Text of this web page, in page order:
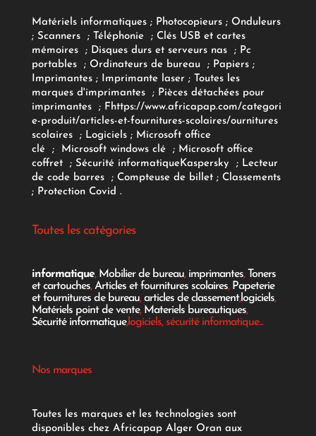
Matériels informatiques; Photocopieurs; Onduleurs
; Scanners ; Téléphonie ; Clés USB et cartes
mémoires
; Disques durs et serveurs nas ; Pc
portables
; Ordinateurs de bureau ; Papiers;
Imprimantes;Imprimante laser; Toutes les
marques d'imprimantes
; Pièces détachées pour
imprimantes
; Fhttps://www.africapap.com/categori
e-produit/articles-et-fournitures-scolaires/ournitures
scolaires; Logiciels ; Microsoft office
clé
; Microsoft windows clé; Microsoft office
coffret ; Sécurité informatiqueKaspersky ; Lecteur
de code barres
; Compteuse de billet; Classements
; Protection Covid .
Toutes les catégories
informatique, Mobilier de bureau, imprimantes,Toners
et cartouches,Articles et fournitures scolaires, Papeterie
et fournitures de bureau,articles de classement,logiciels,
Matériels point de vente, Materiels bureautiques,
Sécurité informatique,logiciels, sécurité informatique...
Nos marques
Toutes les marques et les technologies sont
disponibles chez Africapap Alger Oran aux